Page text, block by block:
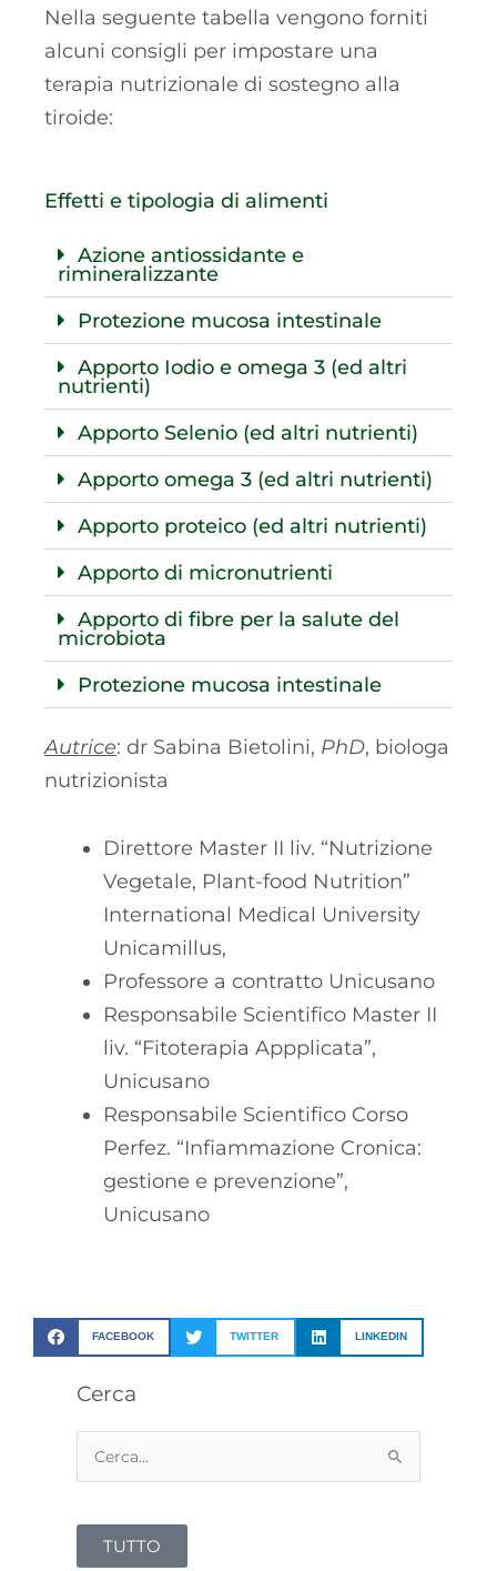
Nella seguente tabella vengono forniti
alcuni consigli per impostare una
terapia nutrizionale di sostegno alla
tiroide:
Effetti e tipologia di alimenti
Azione antiossidante e
rimineralizzante
Protezione mucosa intestinale
Apporto Iodio e omega 3 (ed altri
nutrienti)
Apporto Selenio (ed altri nutrienti)
Apporto omega 3 (ed altri nutrienti)
Apporto proteico (ed altri nutrienti)
Apporto di micronutrienti
Apporto di fibre per la salute del
microbiota
Protezione mucosa intestinale
Autrice: dr Sabina Bietolini, PhD, biologa
nutrizionista
Direttore Master II liv. “Nutrizione
Vegetale, Plant-food Nutrition”
International Medical University
Unicamillus,
Professore a contratto Unicusano
Responsabile Scientifico Master II
liv. “Fitoterapia Appplicata”,
Unicusano
Responsabile Scientifico Corso
Perfez. “Infiammazione Cronica:
gestione e prevenzione”,
Unicusano
FACEBOOK TWITTER LINKEDIN
Cerca
Cerca:
TUTTO